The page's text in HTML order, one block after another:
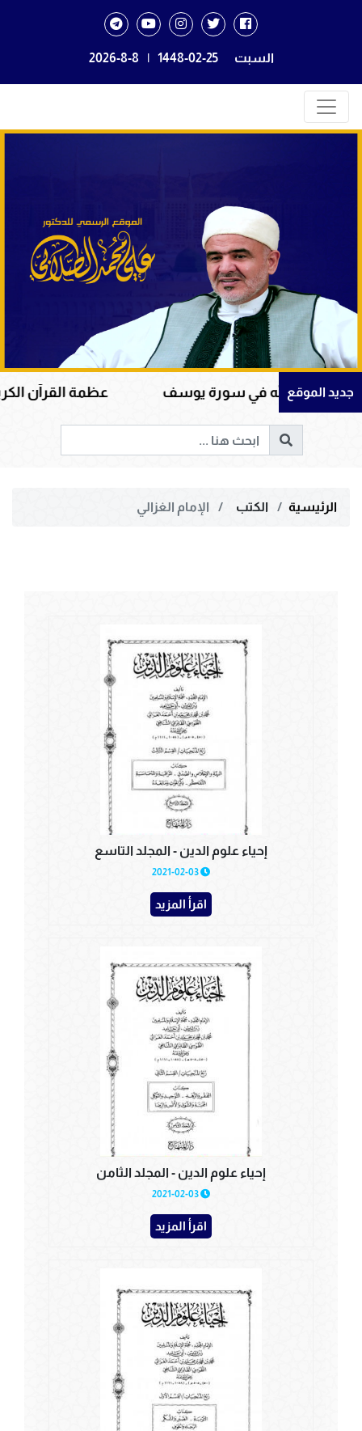
السبت 1448-02-25
|
2026-8-8
جديد الموقع
في سورة يوسف عظمة القرآن الكريم في هداية
الرئيسية الكتب الإمام الغزالي
إحياء علوم الدين - المجلد التاسع
اقرأ المزيد
إحياء علوم الدين - المجلد الثامن
اقرأ المزيد